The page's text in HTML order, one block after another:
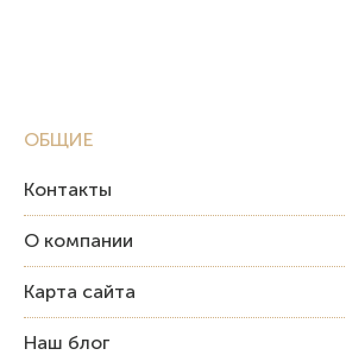
ОБЩИЕ
Контакты
О компании
Карта сайта
Наш блог